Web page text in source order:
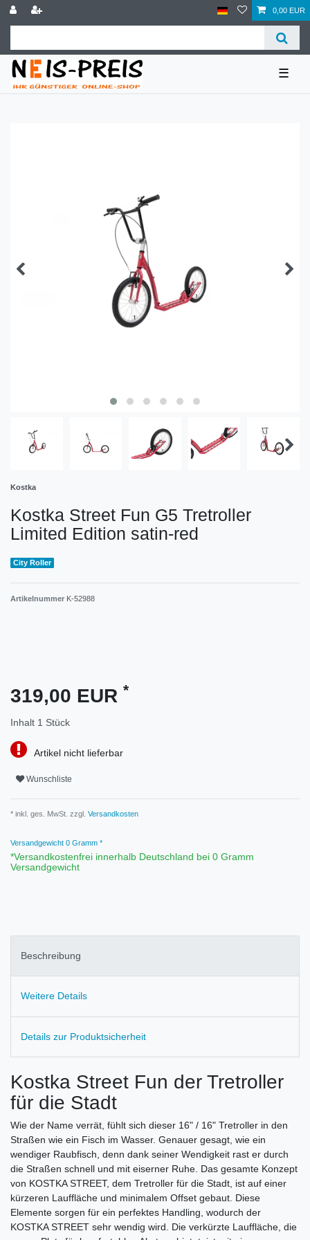
0,00 EUR
☰
Kostka
Kostka Street Fun G5 Tretroller
Limited Edition satin-red
City Roller
Artikelnummer K-52988
319,00 EUR *
Inhalt 1 Stück
Artikel nicht lieferbar
Wunschliste
* inkl. ges. MwSt. zzgl. Versandkosten
Versandgewicht 0 Gramm *
*Versandkostenfrei innerhalb Deutschland bei 0 Gramm
Versandgewicht
Beschreibung
Weitere Details
Details zur Produktsicherheit
Kostka Street Fun der Tretroller
für die Stadt
Wie der Name verrät, fühlt sich dieser 16" / 16" Tretroller in den
Straßen wie ein Fisch im Wasser. Genauer gesagt, wie ein
wendiger Raubfisch, denn dank seiner Wendigkeit rast er durch
die Straßen schnell und mit eiserner Ruhe. Das gesamte Konzept
von KOSTKA STREET, dem Tretroller für die Stadt, ist auf einer
kürzeren Lauffläche und minimalem Offset gebaut. Diese
Elemente sorgen für ein perfektes Handling, wodurch der
KOSTKA STREET sehr wendig wird. Die verkürzte Lauffläche, die